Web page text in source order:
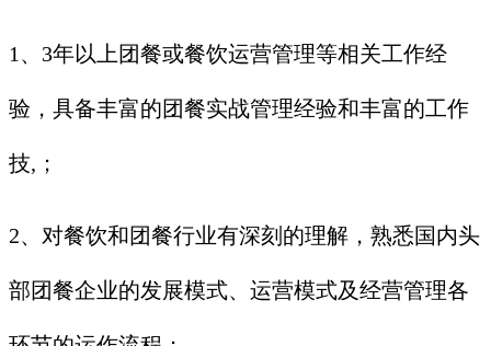
1、3年以上团餐或餐饮运营管理等相关工作经
验，具备丰富的团餐实战管理经验和丰富的工作
技,；
2、对餐饮和团餐行业有深刻的理解，熟悉国内头
部团餐企业的发展模式、运营模式及经营管理各